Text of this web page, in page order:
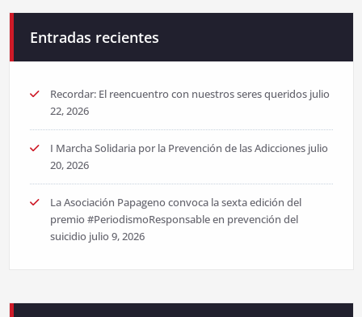
Entradas recientes
Recordar: El reencuentro con nuestros seres queridos julio
22, 2026
I Marcha Solidaria por la Prevención de las Adicciones julio
20, 2026
La Asociación Papageno convoca la sexta edición del
premio #PeriodismoResponsable en prevención del
suicidio julio 9, 2026